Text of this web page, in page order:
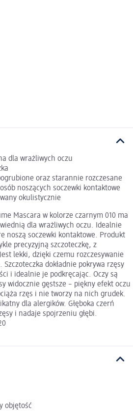
dla wrażliwych oczu
oraz starannie rozczesane
noszących soczewki kontaktowe
okulistycznie
Mascara w kolorze czarnym 010 ma
dla wrażliwych oczu. Idealnie
noszą soczewki kontaktowe. Produkt
precyzyjną szczoteczkę, z
lekki, dzięki czemu rozczesywanie
Szczoteczka dokładnie pokrywa rzęsy
i idealnie je podkręcając. Oczy są
widocznie gęstsze – piękny efekt oczu
rzęs i nie tworzy na nich grudek.
dla alergików. Głęboka czerń
i nadaje spojrzeniu głębi.
objętość